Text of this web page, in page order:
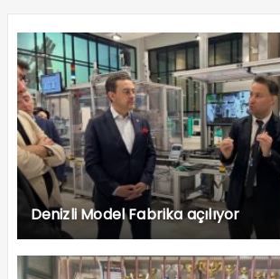
Denizli Model Fabrika açılıyor